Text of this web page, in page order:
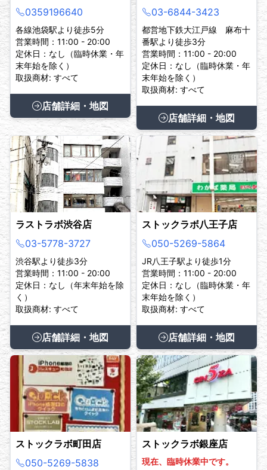
0359196640
各線池袋駅より徒歩5分
営業時間：11:00 - 20:00
定休日：なし（臨時休業・年
末年始を除く）
取扱商材: すべて
店舗詳細・地図
03-6844-3423
都営地下鉄大江戸線 麻布十
番駅より徒歩3分
営業時間：11:00 - 20:00
定休日：なし（臨時休業・年
末年始を除く）
取扱商材: すべて
店舗詳細・地図
ラストラボ渋谷店
03-5778-3727
渋谷駅より徒歩3分
営業時間：11:00 - 20:00
定休日：なし（年末年始を除
く）
取扱商材: すべて
店舗詳細・地図
ストックラボ八王子店
050-5269-5864
JR八王子駅より徒歩1分
営業時間：11:00 - 20:00
定休日：なし（臨時休業・年
末年始を除く）
取扱商材: すべて
店舗詳細・地図
ストックラボ町田店
050-5269-5838
ストックラボ銀座店
現在、臨時休業中です。